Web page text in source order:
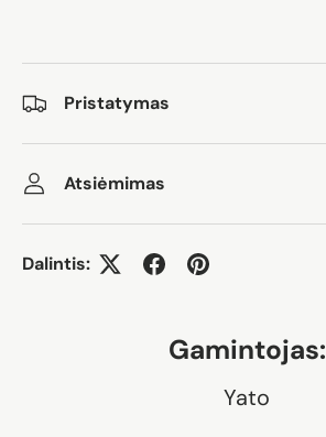
Pristatymas
Atsiėmimas
Dalintis:
Gamintojas:
Yato